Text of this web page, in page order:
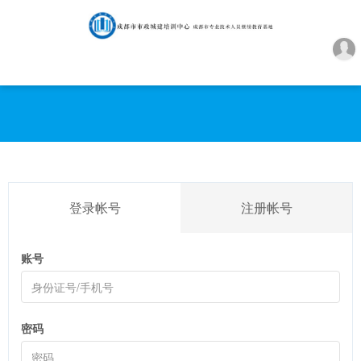
登录帐号 注册帐号
账号
密码